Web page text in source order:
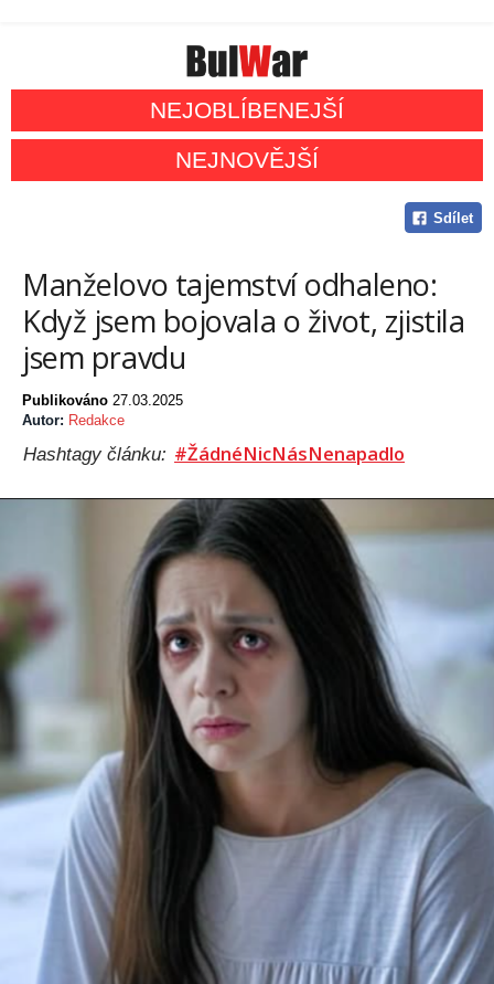
NEJOBLÍBENEJŠÍ
NEJNOVĚJŠÍ
Sdílet
Manželovo tajemství odhaleno:
Když jsem bojovala o život, zjistila
jsem pravdu
Publikováno 27.03.2025
Autor: Redakce
Hashtagy článku: #ŽádnéNicNásNenapadlo